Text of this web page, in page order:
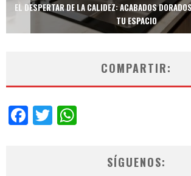
EL DESPERTAR DE LA CALIDEZ: ACABADOS
TU ESPACIO
COMPARTIR:
Facebook
Twitter
SÍGUENOS: